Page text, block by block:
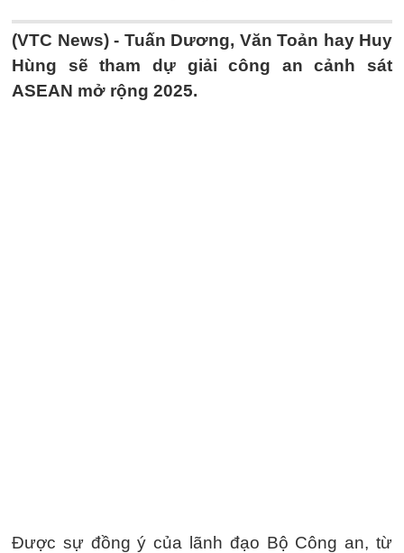
(VTC News) - Tuấn Dương, Văn Toản hay Huy
Hùng sẽ tham dự giải công an cảnh sát
ASEAN mở rộng 2025.
Được sự đồng ý của lãnh đạo Bộ Công an, từ